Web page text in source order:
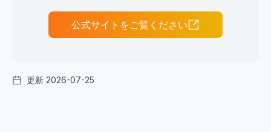
公式サイトをご覧ください
更新 2026-07-25